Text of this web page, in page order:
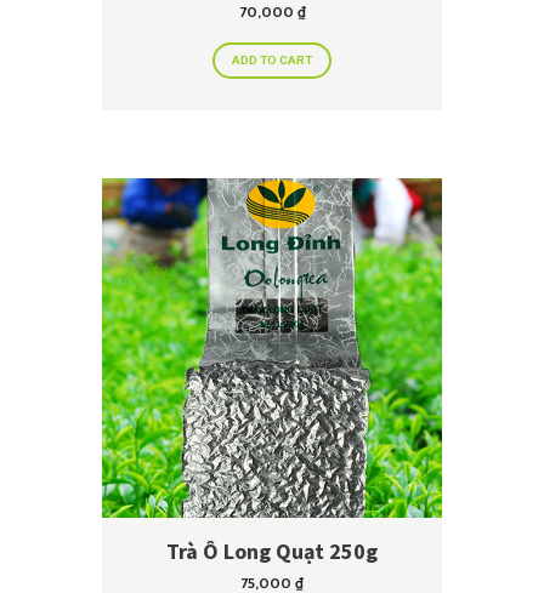
70,000 ₫
ADD TO CART
Trà Ô Long Quạt 250g
75,000 ₫